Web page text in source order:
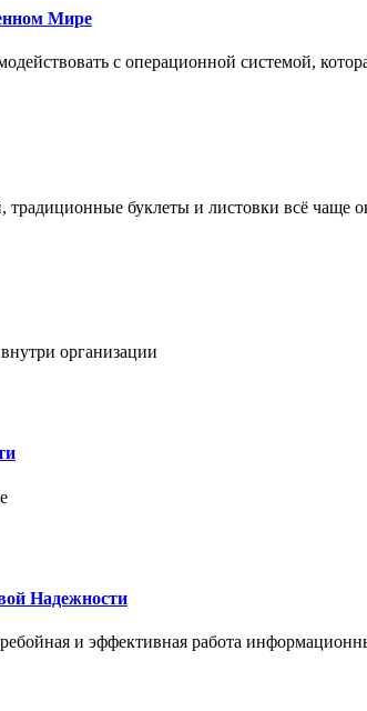
Мире
с операционной системой,
буклеты и листовки всё чаще
организации
Надежности
и эффективная работа